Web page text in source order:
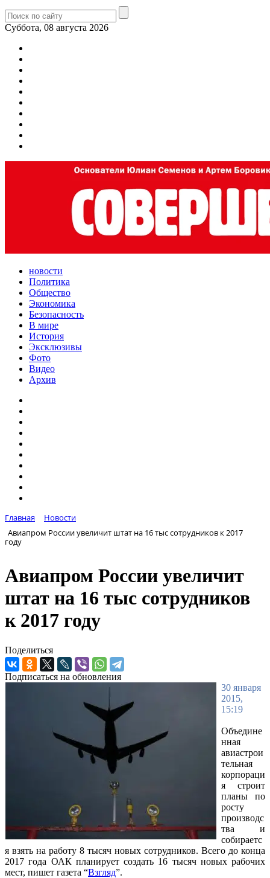
Суббота, 08 августа 2026
новости
Политика
Общество
Экономика
Безопасность
В мире
История
Эксклюзивы
Фото
Видео
Архив
Главная
Новости
Авиапром России увеличит штат на 16 тыс сотрудников к 2017
году
Авиапром России увеличит
штат на 16 тыс сотрудников
к 2017 году
Поделиться
Подписаться на обновления
30 января
2015,
15:19
Объедине
нная
авиастрои
тельная
корпораци
я строит
планы по
росту
производс
тва и
собираетс
я взять на работу 8 тысяч новых сотрудников. Всего до конца
2017 года ОАК планирует создать 16 тысяч новых рабочих
мест, пишет газета “Взгляд”.